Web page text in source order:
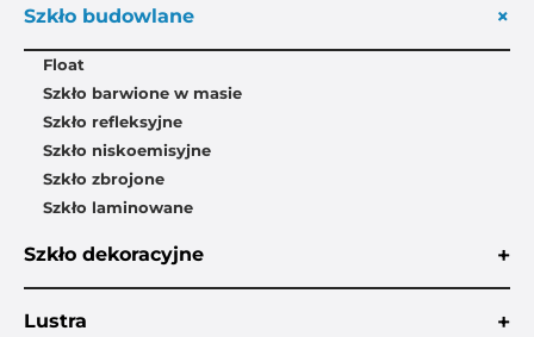
Szkło budowlane +
Float
Szkło barwione w masie
Szkło refleksyjne
Szkło niskoemisyjne
Szkło zbrojone
Szkło laminowane
Szkło dekoracyjne +
Lustra +